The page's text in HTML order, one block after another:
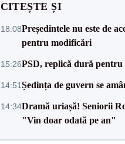
CITEȘTE ȘI
18:08Președintele nu este de
pentru modificări
15:26PSD, replică dură pentru
14:51Ședința de guvern se
14:34Dramă uriașă! Seniorii
"Vin doar odată pe an"